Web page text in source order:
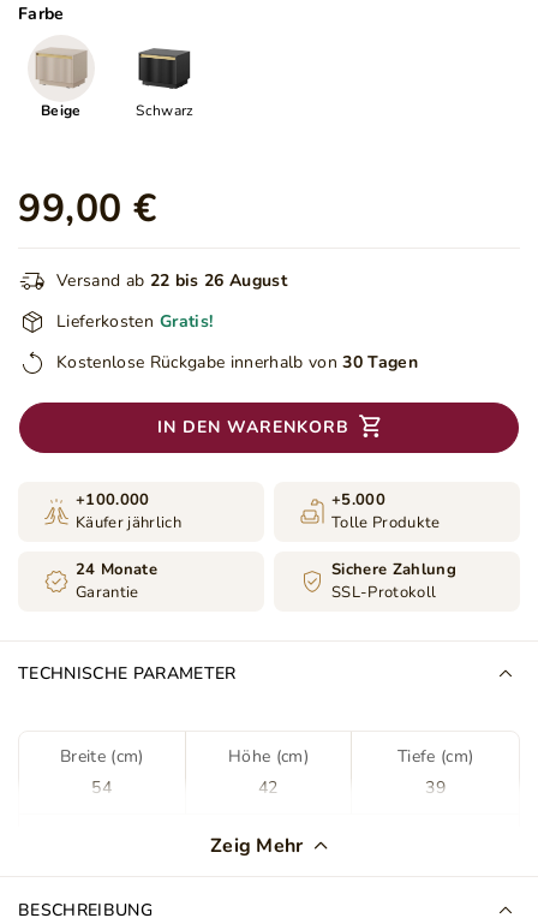
Farbe
Beige Schwarz
99,00 €
Versand ab 22 bis 26 August
Lieferkosten Gratis!
Kostenlose Rückgabe innerhalb von 30 Tagen
IN DEN WARENKORB
+100.000
Käufer jährlich
+5.000
Tolle Produkte
24 Monate
Garantie
Sichere Zahlung
SSL-Protokoll
TECHNISCHE PARAMETER
Breite (cm)
54
Höhe (cm)
42
Tiefe (cm)
39
Beige
Zeig Mehr
BESCHREIBUNG